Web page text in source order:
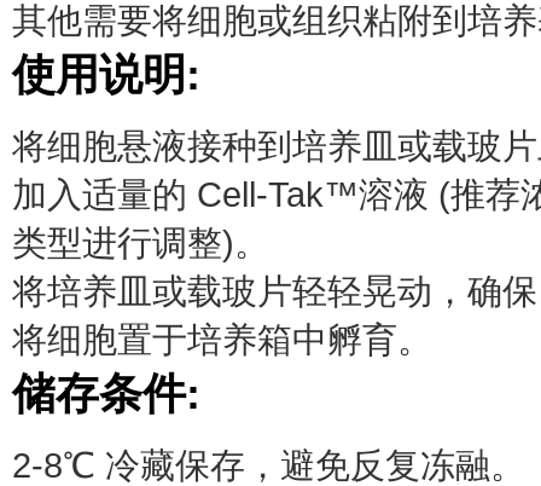
其他需要将细胞或组织粘附到培
使用说明:
将细胞悬液接种到培养皿或载玻
加入适量的 Cell-Tak™溶液 (推荐
类型进行调整)。
将培养皿或载玻片轻轻晃动，确
将细胞置于培养箱中孵育。
储存条件:
2-8℃ 冷藏保存，避免反复冻融。